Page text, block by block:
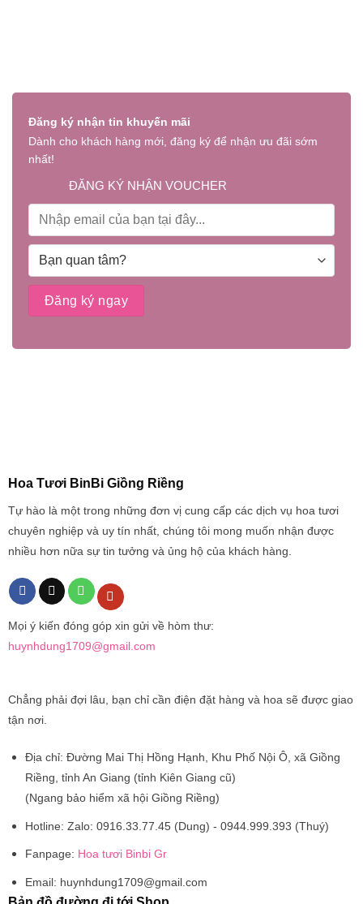
Đăng ký nhận tin khuyến mãi
Dành cho khách hàng mới, đăng ký để nhận ưu đãi sớm
nhất!
ĐĂNG KÝ NHẬN VOUCHER
Hoa Tươi BinBi Giồng Riềng
Tự hào là một trong những đơn vị cung cấp các dịch vụ hoa tươi
chuyên nghiệp và uy tín nhất, chúng tôi mong muốn nhận được
nhiều hơn nữa sự tin tưởng và ủng hộ của khách hàng.
Mọi ý kiến đóng góp xin gửi về hòm thư:
huynhdung1709@gmail.com
Chẳng phải đợi lâu, bạn chỉ cần điện đặt hàng và hoa sẽ được giao
tận nơi.
Địa chỉ: Đường Mai Thị Hồng Hạnh, Khu Phố Nội Ô, xã Giồng
Riềng, tỉnh An Giang (tỉnh Kiên Giang cũ)
(Ngang bảo hiểm xã hội Giồng Riềng)
Hotline: Zalo: 0916.33.77.45 (Dung) - 0944.999.393 (Thuý)
Fanpage: Hoa tươi Binbi Gr
Email: huynhdung1709@gmail.com